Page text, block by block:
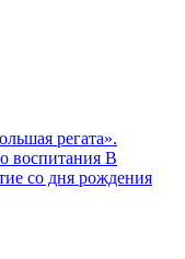
регата».
воспитания В
со дня рождения